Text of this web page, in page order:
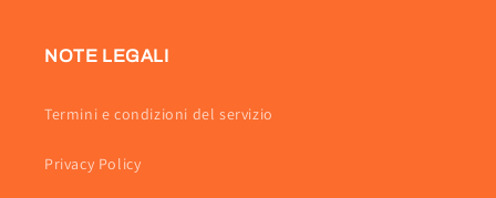
NOTE LEGALI
Termini e condizioni del servizio
Privacy Policy